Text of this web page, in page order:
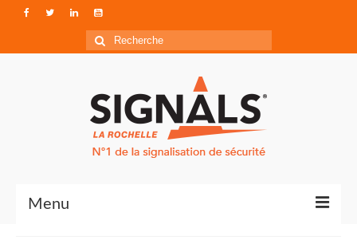
Rechercher
:
Menu